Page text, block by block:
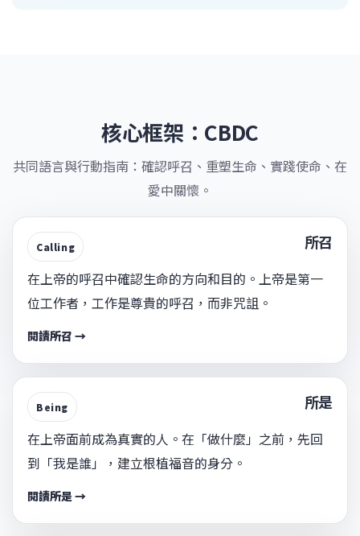
核心框架：CBDC
共同語言與行動指南：確認呼召、重塑生命、實踐使命、在
愛中關懷。
Calling 所召
在上帝的呼召中確認生命的方向和目的。上帝是第一
位工作者，工作是尊貴的呼召，而非咒詛。
閱讀所召 →
Being 所是
在上帝面前成為真實的人。在「做什麼」之前，先回
到「我是誰」，建立根植福音的身分。
閱讀所是 →